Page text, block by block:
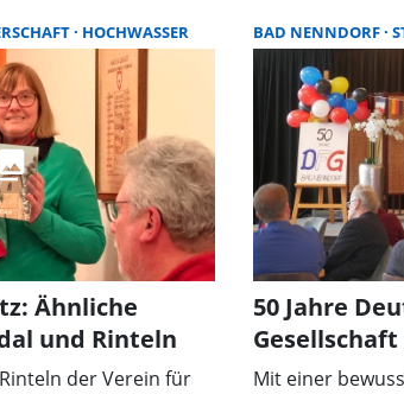
Matthias und
die Partnerstadt
auf der LaGa
eine Delegation die
die Besonderheiten
des Leinen“
und betonten
Freundschaft
HOCHWASSER
Ähnliche
und Rinteln
der Verein für
BAD NENNDORF
50 Jahre
Mit einer